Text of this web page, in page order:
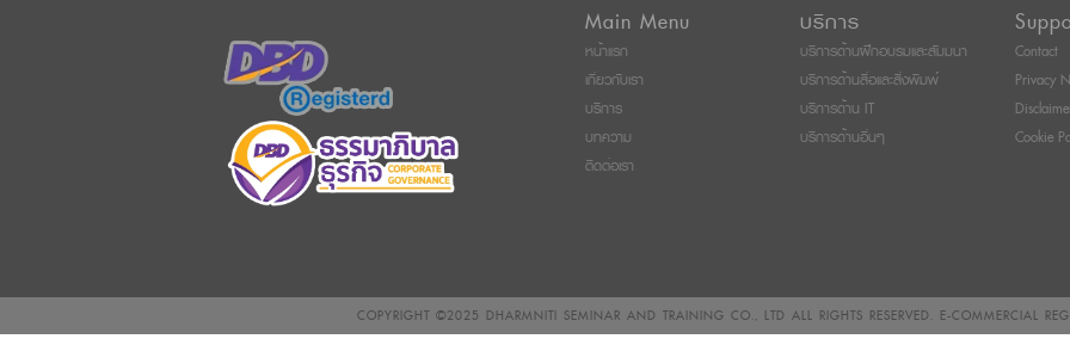
Main Menu
หน้าแรก
เกี่ยวกับเรา
บริการ
บทความ
ติดต่อเรา
บริการ
บริการด้านฝึกอบรมและสัมมนา
บริการด้านสื่อและสิ่งพิมพ์
บริการด้าน IT
บริการด้านอื่นๆ
Contact
Privacy
Cookie
COPYRIGHT ©2025 DHARMNITI SEMINAR AND TRAINING CO., LTD ALL RIGHTS RESERVED. E-COMMERCIAL